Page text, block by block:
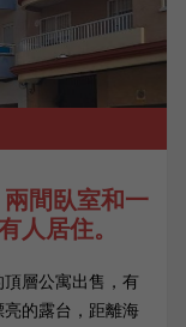
間臥室和一
人居住。
層公寓出售，有
的露台，距離海